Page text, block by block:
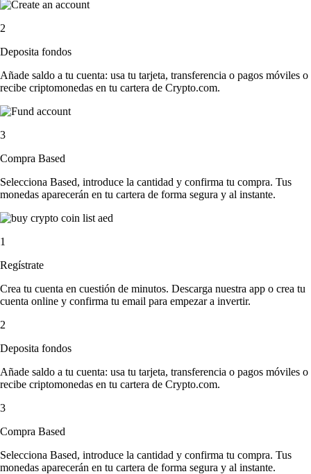
2
Deposita fondos
Añade saldo a tu cuenta: usa tu tarjeta, transferencia o pagos móviles o
recibe criptomonedas en tu cartera de Crypto.com.
3
Compra Based
Selecciona Based, introduce la cantidad y confirma tu compra. Tus
monedas aparecerán en tu cartera de forma segura y al instante.
1
Regístrate
Crea tu cuenta en cuestión de minutos. Descarga nuestra app o crea tu
cuenta online y confirma tu email para empezar a invertir.
2
Deposita fondos
Añade saldo a tu cuenta: usa tu tarjeta, transferencia o pagos móviles o
recibe criptomonedas en tu cartera de Crypto.com.
3
Compra Based
Selecciona Based, introduce la cantidad y confirma tu compra. Tus
monedas aparecerán en tu cartera de forma segura y al instante.